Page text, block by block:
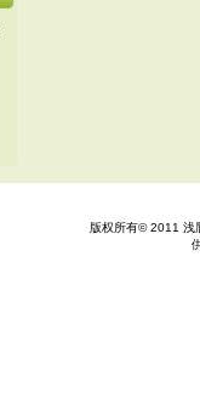
版权所有© 2011 浅